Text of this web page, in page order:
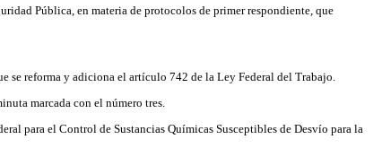
Pública, en materia de protocolos de primer respondiente, que
reforma y adiciona el artículo 742 de la Ley Federal del Trabajo.
marcada con el número tres.
para el Control de Sustancias Químicas Susceptibles de Desvío para la